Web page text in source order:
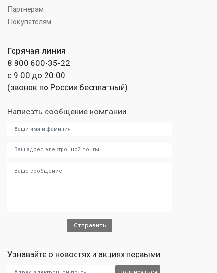
Партнерам
Покупателям
Горячая линия
8 800 600-35-22
с 9:00 до 20:00
(звонок по России бесплатный)
Написать сообщение компании
Узнавайте о новостях и акциях первыми